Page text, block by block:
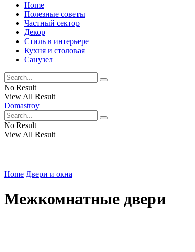
Home
Полезные советы
Частный сектор
Декор
Стиль в интерьере
Кухня и столовая
Санузел
No Result
View All Result
Domastroy
No Result
View All Result
Home Двери и окна
Межкомнатные двери